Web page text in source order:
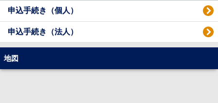
申込手続き（個人）
申込手続き（法人）
地図